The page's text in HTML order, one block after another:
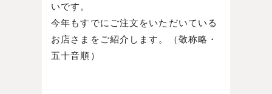
いです。
今年もすでにご注文をいただいている
お店さまをご紹介します。（敬称略・
五十音順）